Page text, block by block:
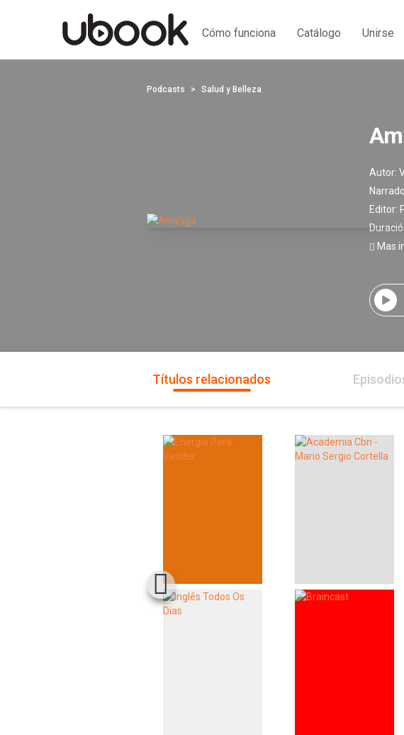
Cómo funciona Catálogo Unirse
Podcasts Salud y Belleza
Autor:
Editor:
Mas
Títulos relacionados